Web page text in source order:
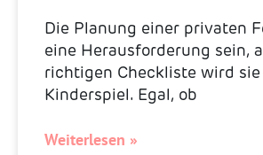
Die Planung einer privaten
eine Herausforderung sein,
richtigen Checkliste wird sie
Kinderspiel. Egal, ob
Weiterlesen »